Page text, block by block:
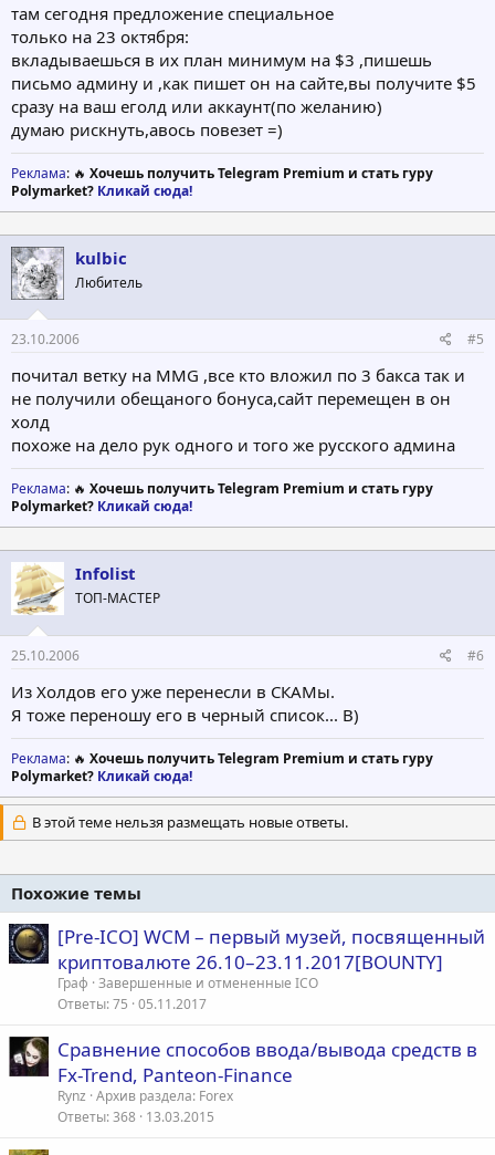
там сегодня предложение специальное
только на 23 октября:
вкладываешься в их план минимум на $3 ,пишешь
письмо админу и ,как пишет он на сайте,вы получите $5
сразу на ваш еголд или аккаунт(по желанию)
думаю рискнуть,авось повезет =)
Реклама: 🔥 Хочешь получить Telegram Premium и стать гуру
Polymarket? Кликай сюда!
kulbic
Любитель
23.10.2006 #5
почитал ветку на MMG ,все кто вложил по 3 бакса так и
не получили обещаного бонуса,сайт перемещен в он
холд
похоже на дело рук одного и того же русского админа
Реклама: 🔥 Хочешь получить Telegram Premium и стать гуру
Polymarket? Кликай сюда!
Infolist
ТОП-МАСТЕР
25.10.2006 #6
Из Холдов его уже перенесли в СКАМы.
Я тоже переношу его в черный список... B)
Реклама: 🔥 Хочешь получить Telegram Premium и стать гуру
Polymarket? Кликай сюда!
В этой теме нельзя размещать новые ответы.
Похожие темы
[Pre-ICO] WCM – первый музей, посвященный
криптовалюте 26.10–23.11.2017[BOUNTY]
Граф Завершенные и отмененные ICO
Ответы 75 05.11.2017
Сравнение способов ввода/вывода средств в
Fx-Trend, Panteon-Finance
Rynz Архив раздела: Forex
Ответы 368 13.03.2015